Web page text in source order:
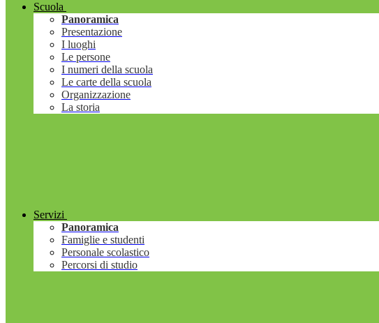
Scuola
Panoramica
Presentazione
I luoghi
Le persone
I numeri della scuola
Le carte della scuola
Organizzazione
La storia
Servizi
Panoramica
Famiglie e studenti
Personale scolastico
Percorsi di studio